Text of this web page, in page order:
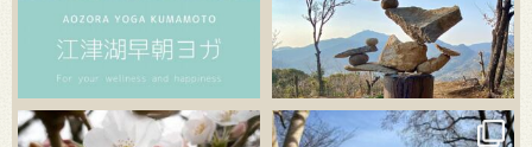
3月 20 3月 18